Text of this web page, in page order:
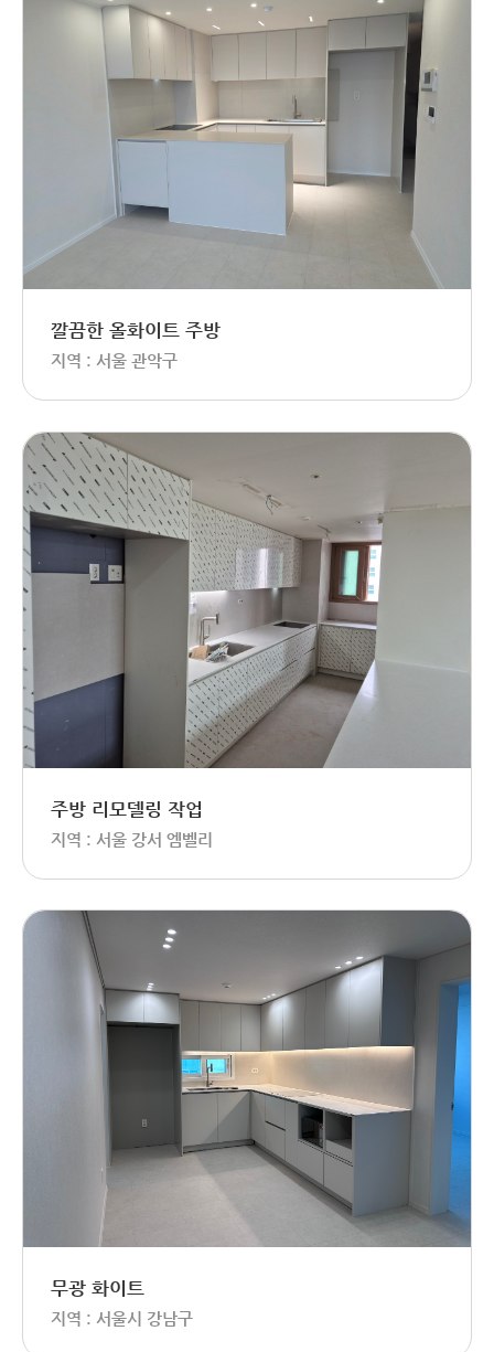
깔끔한 올화이트 주방
지역 : 서울 관악구
주방 리모델링 작업
지역 : 서울 강서 엠벨리
무광 화이트
지역 : 서울시 강남구